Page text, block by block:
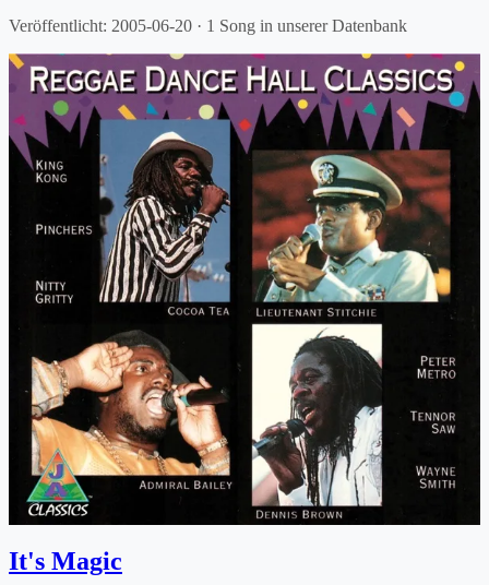
Veröffentlicht: 2005-06-20 · 1 Song in unserer Datenbank
It's Magic